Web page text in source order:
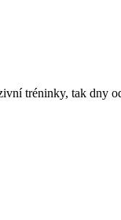
tréninky, tak dny